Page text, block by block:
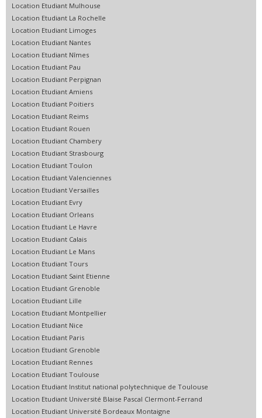
Location Etudiant Mulhouse
Location Etudiant La Rochelle
Location Etudiant Limoges
Location Etudiant Nantes
Location Etudiant Nîmes
Location Etudiant Pau
Location Etudiant Perpignan
Location Etudiant Amiens
Location Etudiant Poitiers
Location Etudiant Reims
Location Etudiant Rouen
Location Etudiant Chambery
Location Etudiant Strasbourg
Location Etudiant Toulon
Location Etudiant Valenciennes
Location Etudiant Versailles
Location Etudiant Evry
Location Etudiant Orleans
Location Etudiant Le Havre
Location Etudiant Calais
Location Etudiant Le Mans
Location Etudiant Tours
Location Etudiant Saint Etienne
Location Etudiant Grenoble
Location Etudiant Lille
Location Etudiant Montpellier
Location Etudiant Nice
Location Etudiant Paris
Location Etudiant Grenoble
Location Etudiant Rennes
Location Etudiant Toulouse
Location Etudiant Institut national polytechnique de Toulouse
Location Etudiant Université Blaise Pascal Clermont-Ferrand
Location Etudiant Université Bordeaux Montaigne